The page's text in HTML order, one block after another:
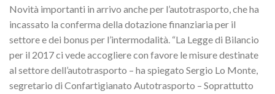
Novità importanti in arrivo anche per l’autotrasporto, che ha
incassato la conferma della dotazione finanziaria per il
settore e dei bonus per l’intermodalità. “La Legge di Bilancio
per il 2017 ci vede accogliere con favore le misure destinate
al settore dell’autotrasporto – ha spiegato Sergio Lo Monte,
segretario di Confartigianato Autotrasporto – Soprattutto